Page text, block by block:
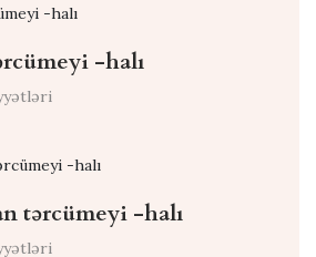
-halı
tərcümeyi -halı